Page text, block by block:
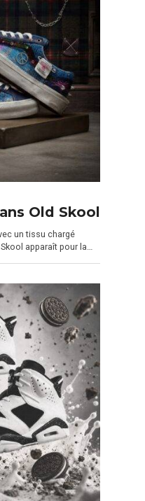
Old Skool
un tissu chargé
apparaît pour la…